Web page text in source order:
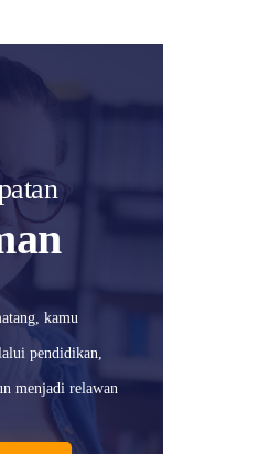
kamu
pendidikan,
menjadi relawan